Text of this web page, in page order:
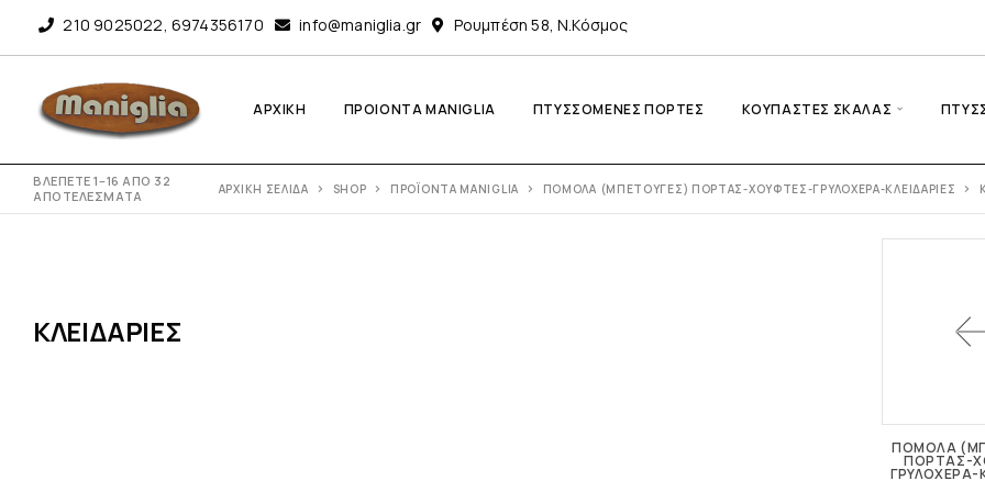
210 9025022, 6974356170 info@maniglia.gr Ρουμπέση 58, Ν.Κόσμος
ΑΡΧΙΚΗ ΠΡΟΙΟΝΤΑ MANIGLIA ΠΤΥΣΣΌΜΕΝΕΣ ΠΌΡΤΕΣ ΚΟΥΠΑΣΤΈΣ ΣΚΆΛΑΣ
ΒΛΈΠΕΤΕ 1–16 ΑΠΌ 32
ΑΠΟΤΕΛΈΣΜΑΤΑ
ΑΡΧΙΚΉ ΣΕΛΊΔΑ SHOP ΠΡΟΪΌΝΤΑ MANIGLIA ΠΌΜΟΛΑ (ΜΠΕΤΟΎΓΕΣ) ΠΌΡΤΑΣ-ΧΟΎΦΤΕΣ-ΓΡΥΛΌΧΕΡΑ-ΚΛΕΙΔΑΡΙΈΣ
ΚΛΕΙΔΑΡΙΈΣ
ΠΌΜΟΛΑ
ΠΌΡΤΑΣ-
ΓΡΥΛΌΧΕΡΑ-